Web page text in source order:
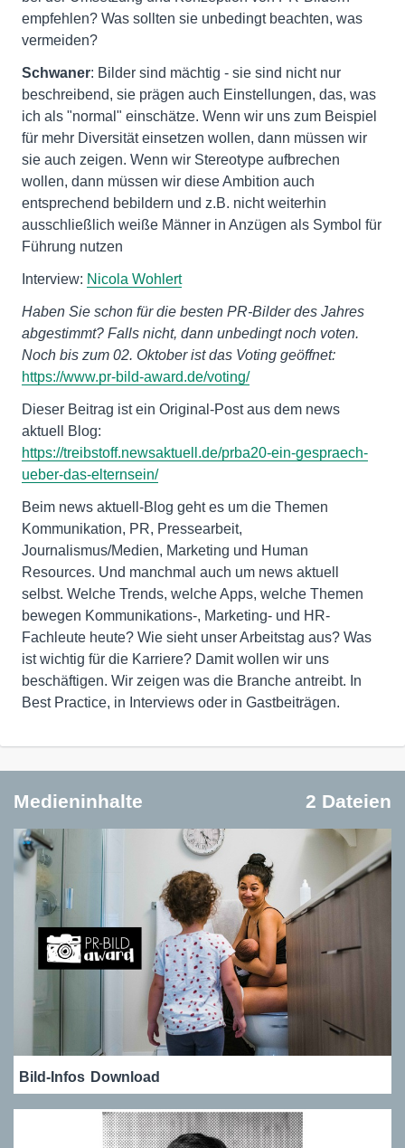
empfehlen? Was sollten sie unbedingt beachten, was
vermeiden?
Schwaner: Bilder sind mächtig - sie sind nicht nur
beschreibend, sie prägen auch Einstellungen, das, was
ich als "normal" einschätze. Wenn wir uns zum Beispiel
für mehr Diversität einsetzen wollen, dann müssen wir
sie auch zeigen. Wenn wir Stereotype aufbrechen
wollen, dann müssen wir diese Ambition auch
entsprechend bebildern und z.B. nicht weiterhin
ausschließlich weiße Männer in Anzügen als Symbol für
Führung nutzen
Interview: Nicola Wohlert
Haben Sie schon für die besten PR-Bilder des Jahres
abgestimmt? Falls nicht, dann unbedingt noch voten.
Noch bis zum 02. Oktober ist das Voting geöffnet:
https://www.pr-bild-award.de/voting/
Dieser Beitrag ist ein Original-Post aus dem news
https://treibstoff.newsaktuell.de/prba20-ein-gespraech-
ueber-das-elternsein/
Beim news aktuell-Blog geht es um die Themen
Kommunikation, PR, Pressearbeit,
Journalismus/Medien, Marketing und Human
Resources. Und manchmal auch um news aktuell
selbst. Welche Trends, welche Apps, welche Themen
bewegen Kommunikations-, Marketing- und HR-
Fachleute heute? Wie sieht unser Arbeitstag aus? Was
ist wichtig für die Karriere? Damit wollen wir uns
beschäftigen. Wir zeigen was die Branche antreibt. In
Best Practice, in Interviews oder in Gastbeiträgen.
Medieninhalte 2 Dateien
Bild-Infos Download